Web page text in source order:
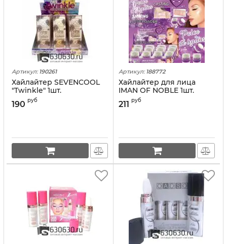
Артикул: 190261
Хайлайтер SEVENCOOL
"Twinkle" 1шт.
190 руб
Артикул: 188772
Хайлайтер для лица
IMAN OF NOBLE 1шт.
211 руб